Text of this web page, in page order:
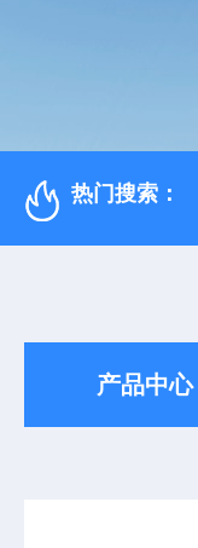
热门搜索：
产品中心